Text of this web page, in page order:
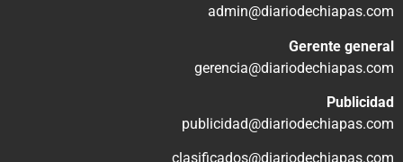
admin@diariodechiapas.com
Gerente general
gerencia@diariodechiapas.com
Publicidad
publicidad@diariodechiapas.com
clasificados@diariodechiapas.com